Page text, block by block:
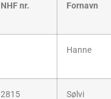
NHF nr. Fornavn
Hanne
2815 Sølvi